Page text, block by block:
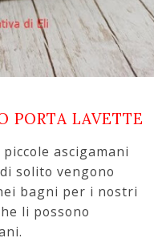
PORTA LAVETTE
ascigamani
solito vengono
bagni per i nostri
li possono